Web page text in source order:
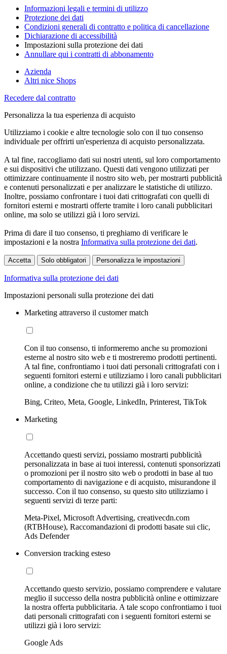
Informazioni legali e termini di utilizzo
Protezione dei dati
Condizioni generali di contratto e politica di cancellazione
Dichiarazione di accessibilità
Impostazioni sulla protezione dei dati
Annullare qui i contratti di abbonamento
Azienda
Altri nice Shops
Recedere dal contratto
Personalizza la tua esperienza di acquisto
Utilizziamo i cookie e altre tecnologie solo con il tuo consenso
individuale per offrirti un'esperienza di acquisto personalizzata.
A tal fine, raccogliamo dati sui nostri utenti, sul loro comportamento
e sui dispositivi che utilizzano. Questi dati vengono utilizzati per
ottimizzare continuamente il nostro sito web, per mostrarti pubblicità
e contenuti personalizzati e per analizzare le statistiche di utilizzo.
Inoltre, possiamo confrontare i tuoi dati crittografati con quelli di
fornitori esterni e mostrarti offerte tramite i loro canali pubblicitari
online, ma solo se utilizzi già i loro servizi.
Prima di dare il tuo consenso, ti preghiamo di verificare le
impostazioni e la nostra Informativa sulla protezione dei dati.
Accetta Solo obbligatori Personalizza le impostazioni
Informativa sulla protezione dei dati
Impostazioni personali sulla protezione dei dati
Marketing attraverso il customer match
Con il tuo consenso, ti informeremo anche su promozioni
esterne al nostro sito web e ti mostreremo prodotti pertinenti.
A tal fine, confrontiamo i tuoi dati personali crittografati con i
seguenti fornitori esterni e utilizziamo i loro canali pubblicitari
online, a condizione che tu utilizzi già i loro servizi:
Bing, Criteo, Meta, Google, LinkedIn, Printerest, TikTok
Marketing
Accettando questi servizi, possiamo mostrarti pubblicità
personalizzata in base ai tuoi interessi, contenuti sponsorizzati
o promozioni per il nostro sito web o prodotti in base al tuo
comportamento di navigazione e di acquisto, misurandone il
successo. Con il tuo consenso, su questo sito utilizziamo i
seguenti servizi di terze parti:
Meta-Pixel, Microsoft Advertising, creativecdn.com
(RTBHouse), Raccomandazioni di prodotti basate sui clic,
Ads Defender
Conversion tracking esteso
Accettando questo servizio, possiamo comprendere e valutare
meglio il successo della nostra pubblicità online e ottimizzare
la nostra offerta pubblicitaria. A tale scopo confrontiamo i tuoi
dati personali crittografati con i seguenti fornitori esterni se
utilizzi già i loro servizi:
Google Ads